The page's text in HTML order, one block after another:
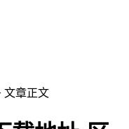
文章正文